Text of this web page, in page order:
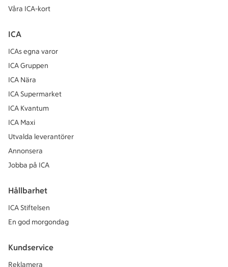
Våra ICA-kort
ICA
ICAs egna varor
ICA Gruppen
ICA Nära
ICA Supermarket
ICA Kvantum
ICA Maxi
Utvalda leverantörer
Annonsera
Jobba på ICA
Hållbarhet
ICA Stiftelsen
En god morgondag
Kundservice
Reklamera